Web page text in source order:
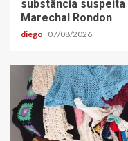
substância
Marechal Rondon
diego 07/08/2026